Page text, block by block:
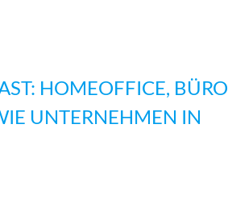
HOMEOFFICE, BÜRO
UNTERNEHMEN IN